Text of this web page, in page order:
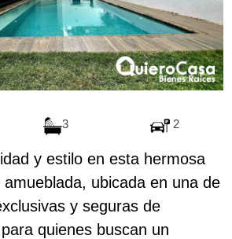
3 2
y estilo en esta hermosa
ubicada en una de
y seguras de
quienes buscan un